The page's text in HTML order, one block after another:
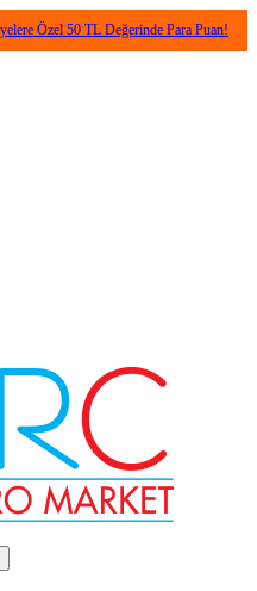
50 TL Değerinde Para Puan! •